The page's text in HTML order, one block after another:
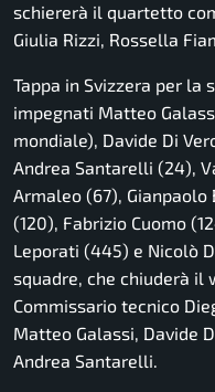
schiererà il quartetto
Giulia Rizzi, Rossella
Tappa in Svizzera per la
impegnati Matteo
mondiale), Davide Di
Andrea Santarelli (24),
Armaleo (67), Gianpaolo
(120), Fabrizio Cuomo
Leporati (445) e Nicolò
squadre, che chiuderà il
Commissario tecnico
Matteo Galassi, Davide
Andrea Santarelli.